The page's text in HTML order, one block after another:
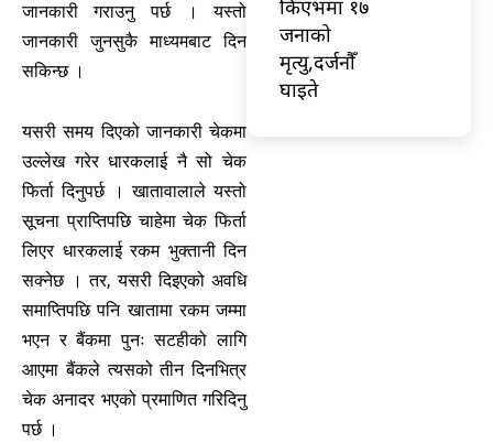
जानकारी गराउनु पर्छ । यस्तो
जानकारी जुनसुकै माध्यमबाट दिन
सकिन्छ ।
यसरी समय दिएको जानकारी चेकमा
उल्लेख गरेर धारकलाई नै सो चेक
फिर्ता दिनुपर्छ । खातावालाले यस्तो
सूचना प्राप्तिपछि चाहेमा चेक फिर्ता
लिएर धारकलाई रकम भुक्तानी दिन
सक्नेछ । तर, यसरी दिइएको अवधि
समाप्तिपछि पनि खातामा रकम जम्मा
भएन र बैंकमा पुनः सटहीको लागि
आएमा बैंकले त्यसको तीन दिनभित्र
चेक अनादर भएको प्रमाणित गरिदिनु
पर्छ ।
किएभमा १७
जनाको
मृत्यु,दर्जनौँ
घाइते